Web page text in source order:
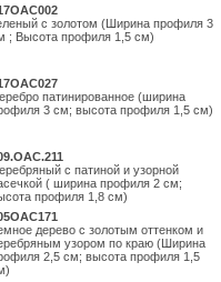
с золотом (Ширина профиля 3
; Высота профиля 1,5 см)
патинированное (ширина
3 см; высота профиля 1,5 см)
с патиной и узорной
( ширина профиля 2 см;
профиля 1,8 см)
дерево с золотым оттенком и
узором по краю (Ширина
2,5 см; высота профиля 1,5